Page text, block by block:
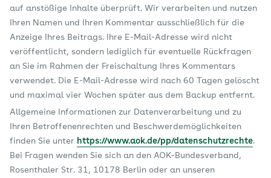
auf anstößige Inhalte überprüft. Wir verarbeiten und nutzen
Ihren Namen und Ihren Kommentar ausschließlich für die
Anzeige Ihres Beitrags. Ihre E-Mail-Adresse wird nicht
veröffentlicht, sondern lediglich für eventuelle Rückfragen
an Sie im Rahmen der Freischaltung Ihres Kommentars
verwendet. Die E-Mail-Adresse wird nach 60 Tagen gelöscht
und maximal vier Wochen später aus dem Backup entfernt.
Allgemeine Informationen zur Datenverarbeitung und zu
Ihren Betroffenenrechten und Beschwerdemöglichkeiten
finden Sie unter https://www.aok.de/pp/datenschutzrechte.
Bei Fragen wenden Sie sich an den AOK-Bundesverband,
Rosenthaler Str. 31, 10178 Berlin oder an unseren